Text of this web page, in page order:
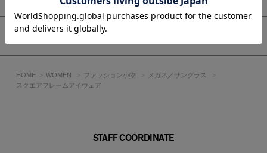
HOME WOMEN ファッション小物
メガネ／サングラス
スクエアフレームアイウェア
STAFF COORDINATE